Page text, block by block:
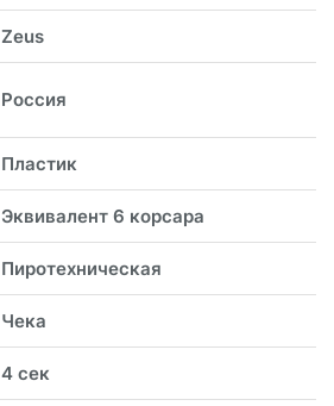
Zeus
Россия
Пластик
Эквивалент 6 корсара
Пиротехническая
Чека
4 сек